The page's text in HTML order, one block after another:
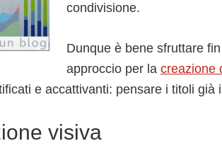
condivisione.
Dunque è bene sfruttare
approccio per la creazione
e accattivanti: pensare i titoli già
visiva